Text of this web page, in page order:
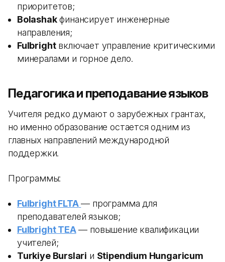
приоритетов;
Bolashakфинансирует инженерные
направления;
Fulbrightвключает управление критическими
минералами и горное дело.
Педагогика и преподавание языков
Учителя редко думают о зарубежных грантах,
но именно образование остается одним из
главных направлений международной
поддержки.
Программы:
Fulbright FLTA — программа для
преподавателей языков;
Fulbright TEA— повышение квалификации
учителей;
Turkiye Burslari и Stipendium Hungaricum